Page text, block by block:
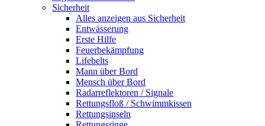
Sicherheit
Alles anzeigen aus Sicherheit
Entwässerung
Erste Hilfe
Feuerbekämpfung
Lifebelts
Mann über Bord
Mensch über Bord
Radarreflektoren / Signale
Rettungsfloß / Schwimmkissen
Rettungsinseln